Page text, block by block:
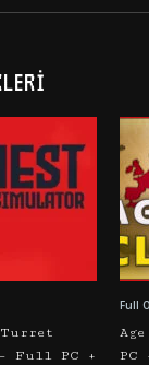
Turret
Full PC +
Full
PC